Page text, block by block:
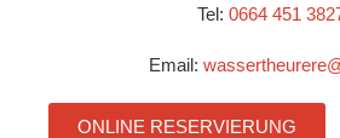
Tel: 0664 451
Email:
ONLINE RESERVIERUNG